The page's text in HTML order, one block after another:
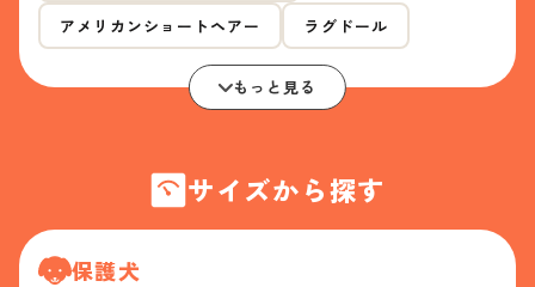
アメリカンショートヘアー ラグドール
もっと見る
サイズから探す
保護犬